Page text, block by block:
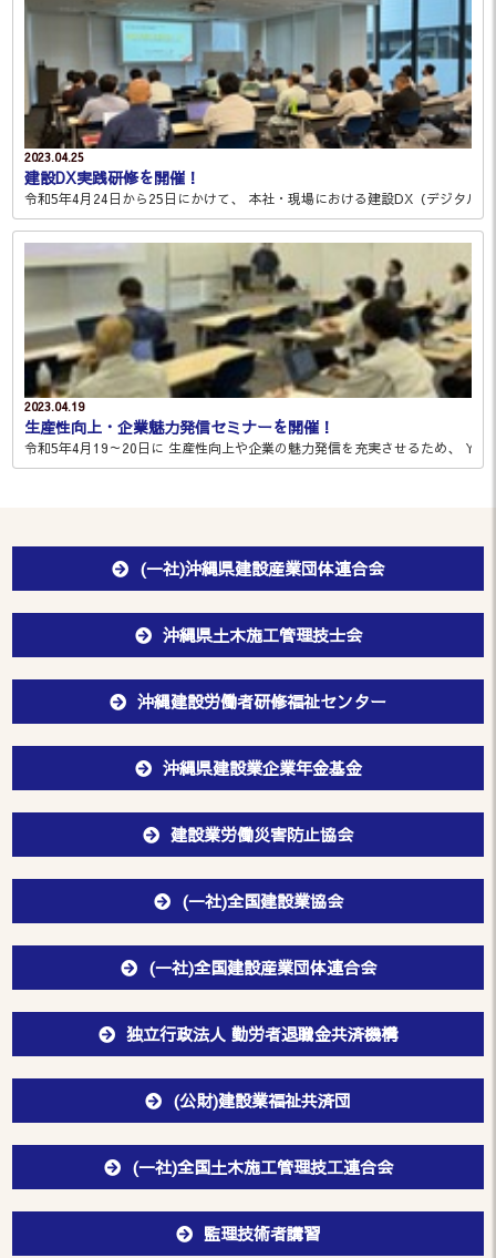
2023.04.25
建設DX実践研修を開催！
令和5年4月24日から25日にかけて、 本社・現場における建設DX（デジタル
2023.04.19
生産性向上・企業魅力発信セミナーを開催！
令和5年4月19～20日に 生産性向上や企業の魅力発信を充実させるため、
(一社)沖縄県建設産業団体連合会
沖縄県土木施工管理技士会
沖縄建設労働者研修福祉センター
沖縄県建設業企業年金基金
建設業労働災害防止協会
(一社)全国建設業協会
(一社)全国建設産業団体連合会
独立行政法人 勤労者退職金共済機構
(公財)建設業福祉共済団
(一社)全国土木施工管理技工連合会
監理技術者講習